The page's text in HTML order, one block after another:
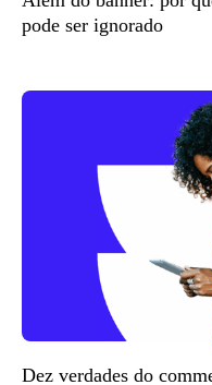
pode ser ignorado
Dez verdades do